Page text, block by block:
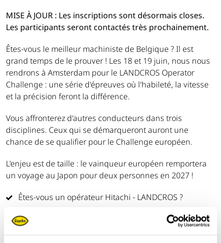
MISE À JOUR : Les inscriptions sont désormais closes.
Les participants seront contactés très prochainement.
Êtes-vous le meilleur machiniste de Belgique ? Il est
grand temps de le prouver ! Les 18 et 19 juin, nous nous
rendrons à Amsterdam pour le LANDCROS Operator
Challenge : une série d'épreuves où l'habileté, la vitesse
et la précision feront la différence.
Vous affronterez d'autres conducteurs dans trois
disciplines. Ceux qui se démarqueront auront une
chance de se qualifier pour le Challenge européen.
L'enjeu est de taille : le vainqueur européen remportera
un voyage au Japon pour deux personnes en 2027 !
Êtes-vous un opérateur Hitachi - LANDCROS ?
Avez-vous au moins 2 à 3 ans d'expérience avec des
machines ?